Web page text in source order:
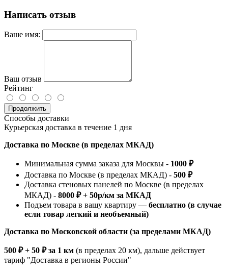
Написать отзыв
Ваше имя:
Ваш отзыв
Рейтинг
Продолжить
Способы доставки
Курьерская доставка в течение 1 дня
Доставка по Москве (в пределах МКАД)
Минимальная сумма заказа для Москвы - 1000 ₽
Доставка по Москве (в пределах МКАД) - 500 ₽
Доставка стеновых панелей по Москве (в пределах
МКАД) - 8000 ₽ + 50р/км за МКАД
Подъем товара в вашу квартиру — бесплатно (в случае
если товар легкий и необъемный)
Доставка по Московской области (за пределами МКАД)
500 ₽ + 50 ₽ за 1 км (в пределах 20 км), дальше действует
тариф "Доставка в регионы России"